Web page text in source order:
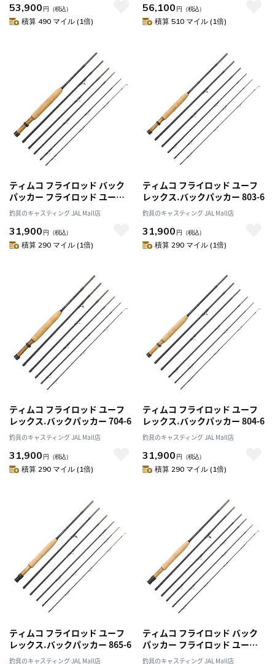
53,900 円 （税込）
積算 490 マイル (1倍)
56,100 円 （税込）
積算 510 マイル (1倍)
ティムコ フライロッド バック
パッカー フライロッド ユーフ
レックス・バックパッカー 703-
6
釣具のキャスティング JAL Mall店
31,900 円 （税込）
積算 290 マイル (1倍)
ティムコ フライロッド ユーフ
レックス.バックパッカー 803-6
釣具のキャスティング JAL Mall店
31,900 円 （税込）
積算 290 マイル (1倍)
ティムコ フライロッド ユーフ
レックス.バックパッカー 704-6
釣具のキャスティング JAL Mall店
31,900 円 （税込）
積算 290 マイル (1倍)
ティムコ フライロッド ユーフ
レックス.バックパッカー 804-6
釣具のキャスティング JAL Mall店
31,900 円 （税込）
積算 290 マイル (1倍)
ティムコ フライロッド ユーフ
レックス.バックパッカー 865-6
釣具のキャスティング JAL Mall店
ティムコ フライロッド バック
パッカー フライロッド ユーフ
レックス・バックパッカー 905-
釣具のキャスティング JAL Mall店